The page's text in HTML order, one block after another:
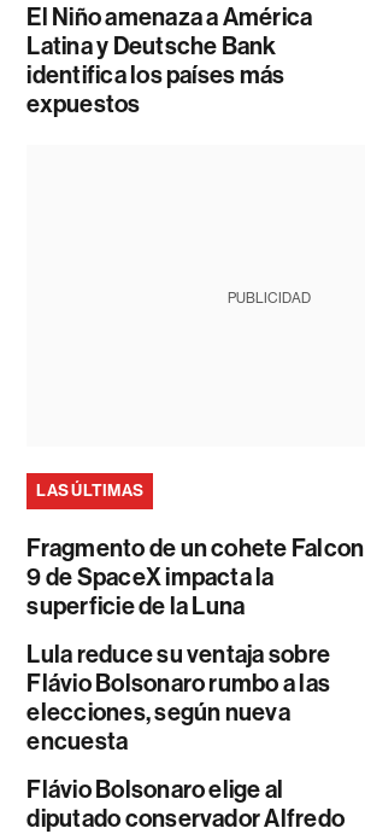
El Niño amenaza a América
Latina y Deutsche Bank
identifica los países más
expuestos
PUBLICIDAD
LAS ÚLTIMAS
Fragmento de un cohete Falcon
9 de SpaceX impacta la
superficie de la Luna
Lula reduce su ventaja sobre
Flávio Bolsonaro rumbo a las
elecciones, según nueva
encuesta
Flávio Bolsonaro elige al
diputado conservador Alfredo